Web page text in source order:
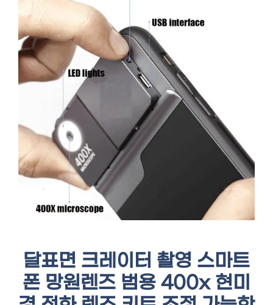
달표면 크레이터 촬영 스마트
폰 망원렌즈 범용 400x 현미